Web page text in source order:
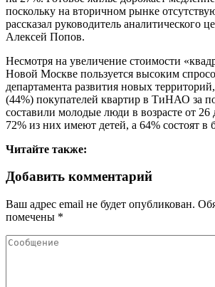
поскольку на вторичном рынке
рассказал руководитель аналитического
Алексей Попов.
Несмотря на увеличение стоимости
Новой Москве пользуется высоким
департамента развития новых
(44%) покупателей квартир в ТиНАО за
составили молодые люди в возрасте от
72% из них имеют детей, а 64% состоят в
Читайте также:
Добавить комментарий
Ваш адрес email не будет опубликован.
помечены *